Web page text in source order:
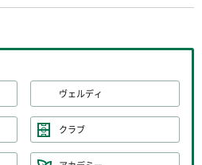
ヴェルディ
クラブ